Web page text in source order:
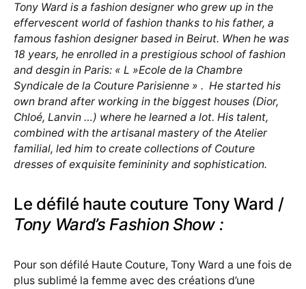
Tony Ward is a fashion designer who grew up in the
effervescent world of fashion thanks to his father, a
famous fashion designer based in Beirut. When he was
18 years, he enrolled in a prestigious school of fashion
and desgin in Paris: « L »Ecole de la Chambre
Syndicale de la Couture Parisienne » . He started his
own brand after working in the biggest houses (Dior,
Chloé, Lanvin …) where he learned a lot. His talent,
combined with the artisanal mastery of the Atelier
familial, led him to create collections of Couture
dresses of exquisite femininity and sophistication.
Le défilé haute couture Tony Ward /
Tony Ward’s Fashion Show :
Pour son défilé Haute Couture, Tony Ward a une fois de
plus sublimé la femme avec des créations d’une